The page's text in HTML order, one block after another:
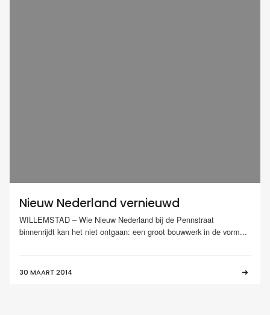
Nieuw Nederland vernieuwd
WILLEMSTAD – Wie Nieuw Nederland bij de Pennstraat
binnenrijdt kan het niet ontgaan: een groot bouwwerk in de vorm...
30 MAART 2014